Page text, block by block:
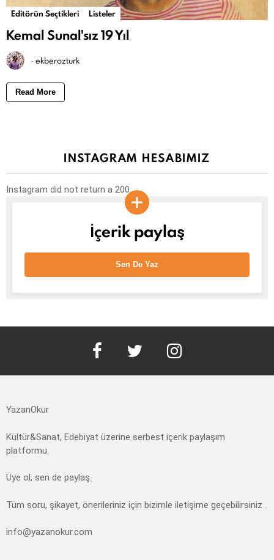
Editörün Seçtikleri Listeler
Kemal Sunal'sız 19 Yıl
-ekberozturk
Read More
INSTAGRAM HESABIMIZ
Instagram did not return a 200.
İçerik paylaş
Sen De Yaz
YazanOkur
Kültür&Sanat, Edebiyat üzerine serbest içerik paylaşım
platformu.
Üye ol, sen de paylaş.
Tüm soru, şikayet, önerileriniz için bizimle iletişime geçebilirsiniz .
info@yazanokur.com